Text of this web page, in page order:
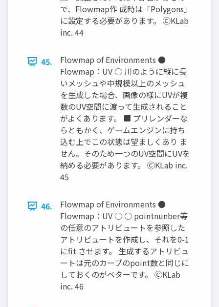
で、Flowmap作 成時は「Polygons」
に設定する必要があります。 ⒸKLab
inc. 44
45.
Flowmap of Environments ●
Flowmap：UV ○ 川のように縦に長
いメッシュや中規模以上のメッシュ
を生成した場合、画像の様にUVが複
数のUV空間に渡って生成されること
がよくあります。 ■ プリレンダーな
らともかく、ゲームエンジンに持ち
込む上でこの状態は望ましくあり ま
せん。そのため一つのUV空間にUVを
納める必要があります。 ⒸKLab inc.
45
46.
Flowmap of Environments ●
Flowmap：UV ○ ○ pointnunber等
の任意のアトリビュートを参照した
アトリビュートを作成し、それを0-1
にfit させます。 生成するアトリビュ
ートは元のカーブのpoint数と同じに
しておくのがベターです。 ⒸKLab
inc. 46